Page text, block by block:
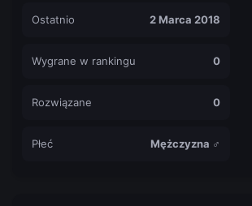
Ostatnio 2 Marca 2018
Wygrane w rankingu 0
Rozwiązane 0
Płeć Mężczyzna ♂